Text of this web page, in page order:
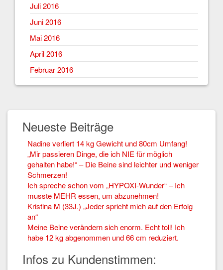
Juli 2016
Juni 2016
Mai 2016
April 2016
Februar 2016
Neueste Beiträge
Nadine verliert 14 kg Gewicht und 80cm Umfang!
„Mir passieren Dinge, die ich NIE für möglich
gehalten habe!“ – Die Beine sind leichter und weniger
Schmerzen!
Ich spreche schon vom „HYPOXI-Wunder“ – Ich
musste MEHR essen, um abzunehmen!
Kristina M (33J.) „Jeder spricht mich auf den Erfolg
an“
Meine Beine verändern sich enorm. Echt toll! Ich
habe 12 kg abgenommen und 66 cm reduziert.
Infos zu Kundenstimmen: